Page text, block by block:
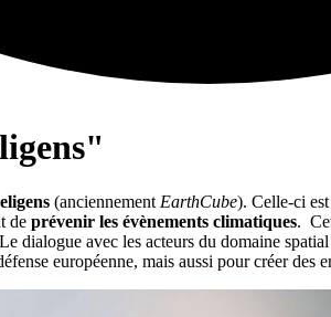
(anciennement EarthCube). Celle-ci est
de prévenir les évènements climatiques.
dialogue avec les acteurs du domaine
européenne, mais aussi pour créer des